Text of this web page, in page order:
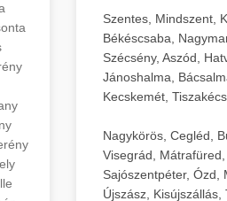
Szentes, Mindszent,
Békéscsaba,
Szécsény, Aszód,
Jánoshalma,
Kecskemét,
Nagykörös, Cegléd,
Visegrád,
Sajószentpéter, Ózd,
Újszász,